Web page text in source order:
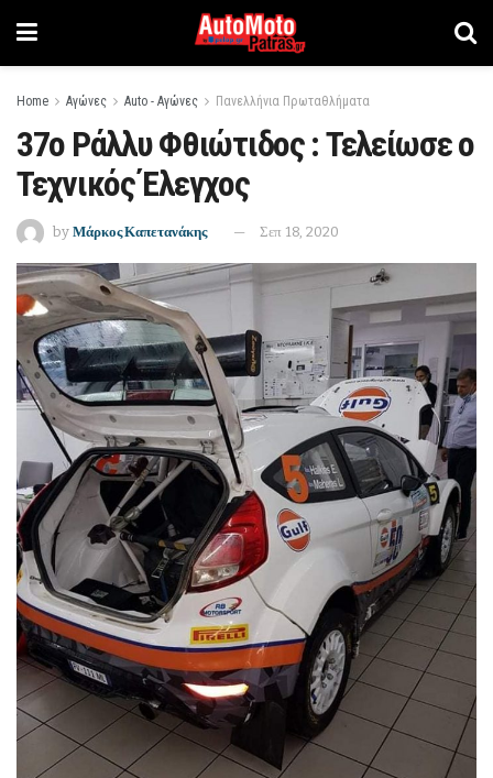
Home Αγώνες Auto - Αγώνες Πανελλήνια Πρωταθλήματα
37ο Ράλλυ Φθιώτιδος : Τελείωσε ο
Τεχνικός Έλεγχος
by Μάρκος Καπετανάκης Σεπ 18, 2020